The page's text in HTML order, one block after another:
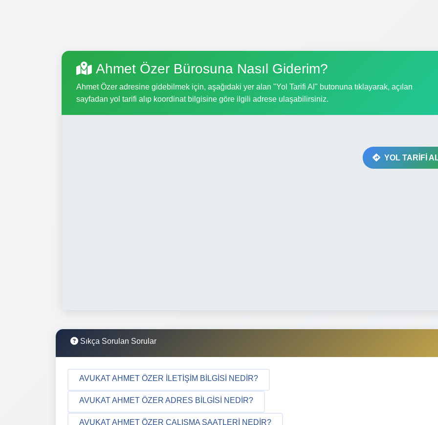
Ahmet Özer Bürosuna Nasıl Giderim?
Ahmet Özer adresine gidebilmek için, aşağıdaki yer alan "Yol Tarifi Al" butonuna tıklayarak, açılan
sayfadan yol tarifi alıp koordinat bilgisine göre ilgili adrese ulaşabilirsiniz.
YOL TARİFİ
Sıkça Sorulan Sorular
AVUKAT AHMET ÖZER İLETIŞIM BILGISI NEDIR?
AVUKAT AHMET ÖZER ADRES BILGISI NEDIR?
AVUKAT AHMET ÖZER ÇALIŞMA SAATLERI NEDIR?